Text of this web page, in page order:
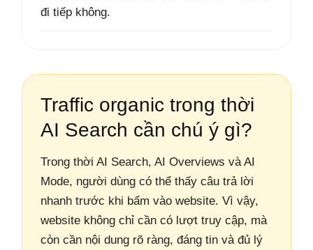
đi tiếp không.
Traffic organic trong thời
AI Search cần chú ý gì?
Trong thời AI Search, AI Overviews và AI
Mode, người dùng có thể thấy câu trả lời
nhanh trước khi bấm vào website. Vì vậy,
website không chỉ cần có lượt truy cập, mà
còn cần nội dung rõ ràng, đáng tin và đủ lý